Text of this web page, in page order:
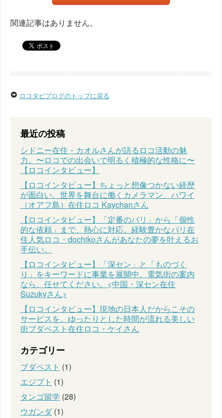
関連記事はありません。
ロコタビブログのトップに戻る
最近の投稿
シドニー在住・カオルさんが語るロコ活動の魅
力。〜ロコでの出会いで明るく積極的な性格に〜
【ロコインタビュー】
【ロコインタビュー】ちょっと想像つかない経歴
が面白い。世界を舞台に働くカメラマン、ハワイ
（オアフ島）在住ロコ Kaychanさん
【ロコインタビュー】「定番のパリ」から「個性
的な依頼」まで、熱心に対応。経験豊かなパリ在
住人気ロコ・dochikoさんがあなたの夢を叶えるお
手伝い。
【ロコインタビュー】「深セン」と「ものづく
り」をキーワードに事業を展開中。電気街の案内
なら、任せてください。<中国・深セン在住
Suzukyさん>
【ロコインタビュー】現地の日本人だからこその
サービスを。ゆったりとした時間が流れる美しい
街ブダペスト在住ロコ・ケイさん
カテゴリー
ブダペスト (1)
エジプト (1)
タンゴ留学 (28)
ウガンダ(1)